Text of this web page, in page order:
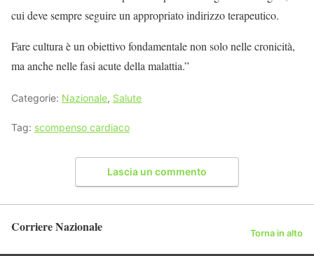
cui deve sempre seguire un appropriato indirizzo terapeutico.
Fare cultura è un obiettivo fondamentale non solo nelle cronicità,
ma anche nelle fasi acute della malattia.”
Categorie: Nazionale, Salute
Tag: scompenso cardiaco
Lascia un commento
Corriere Nazionale Torna in alto